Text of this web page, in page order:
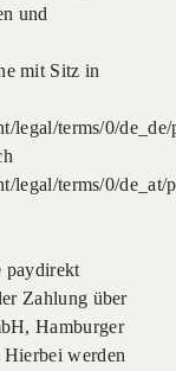
und
mit Sitz in
legal/terms/0/
legal/terms/0/de_at/
paydirekt
Zahlung über
Hamburger
werden